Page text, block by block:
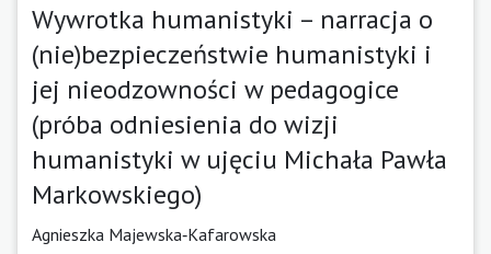
Wywrotka humanistyki – narracja o
(nie)bezpieczeństwie humanistyki i
jej nieodzowności w pedagogice
(próba odniesienia do wizji
humanistyki w ujęciu Michała Pawła
Markowskiego)
Agnieszka Majewska‑Kafarowska